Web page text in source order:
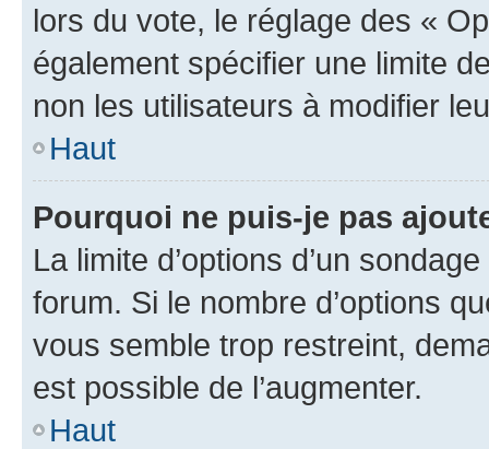
lors du vote, le réglage des «
également spécifier une limite
non les utilisateurs à modifier
Haut
Pourquoi ne puis-je pas
La limite d’options d’un
forum. Si le nombre d’options
vous semble trop restreint,
est possible de l’augmenter.
Haut